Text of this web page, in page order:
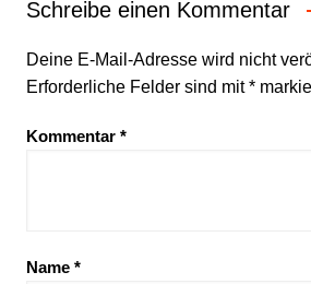
Schreibe einen Kommentar
Deine E-Mail-Adresse wird nicht
Erforderliche Felder sind mit*
Kommentar *
Name *